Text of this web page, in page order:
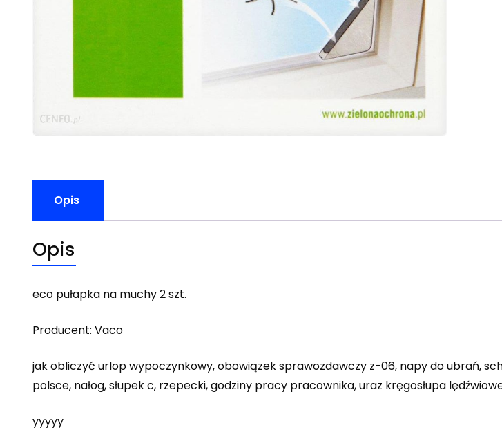
Opis
Opis
eco pułapka na muchy 2 szt.
Producent: Vaco
jak obliczyć urlop wypoczynkowy, obowiązek sprawozdawczy z-06, napy do ubrań,
polsce, nałog, słupek c, rzepecki, godziny pracy pracownika, uraz kręgosłupa
yyyyy